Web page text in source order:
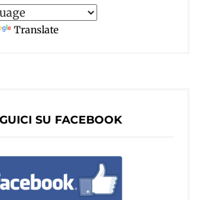
Translate
SU FACEBOOK